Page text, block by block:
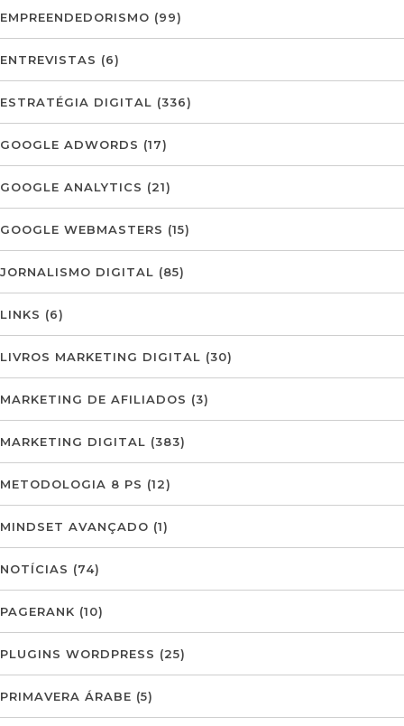
EMPREENDEDORISMO (99)
ENTREVISTAS (6)
ESTRATÉGIA DIGITAL (336)
GOOGLE ADWORDS (17)
GOOGLE ANALYTICS (21)
GOOGLE WEBMASTERS (15)
JORNALISMO DIGITAL (85)
LINKS (6)
LIVROS MARKETING DIGITAL (30)
MARKETING DE AFILIADOS (3)
MARKETING DIGITAL (383)
METODOLOGIA 8 PS (12)
MINDSET AVANÇADO (1)
NOTÍCIAS (74)
PAGERANK (10)
PLUGINS WORDPRESS (25)
PRIMAVERA ÁRABE (5)